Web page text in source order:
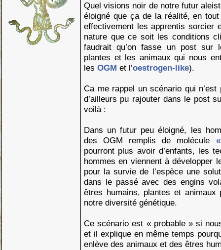
Quel visions noir de notre futur
éloigné que ça de la réalité, en
effectivement les apprentis sorcier
nature que ce soit les conditions
faudrait qu’on fasse un post sur
plantes et les animaux qui nous
les OGM et l’oestrogen-like).
Ca me rappel un scénario qui n’est
d’ailleurs pu rajouter dans le post
voilà :
Dans un futur peu éloigné, les
des OGM remplis de molécule
pourront plus avoir d’enfants, les
hommes en viennent à développer
pour la survie de l’espèce une
dans le passé avec des engins
êtres humains, plantes et animaux
notre diversité génétique.
Ce scénario est « probable » si
et il explique en même temps
enlève des animaux et des êtres